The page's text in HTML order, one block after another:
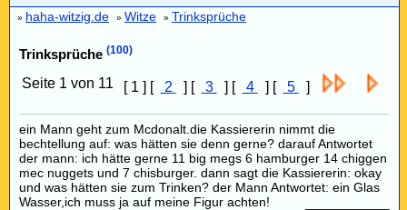
» haha-witzig.de » Witze » Trinksprüche
Trinksprüche (100)
Seite 1 von 11 [ 1 ] [ 2 ] [ 3 ] [ 4 ] [ 5 ]
ein Mann geht zum Mcdonalt.die Kassiererin nimmt die
bechtellung auf: was hätten sie denn gerne? darauf Antwortet
der mann: ich hätte gerne 11 big megs 6 hamburger 14 chiggen
mec nuggets und 7 chisburger. dann sagt die Kassiererin: okay
und was hätten sie zum Trinken? der Mann Antwortet: ein Glas
Wasser,ich muss ja auf meine Figur achten!